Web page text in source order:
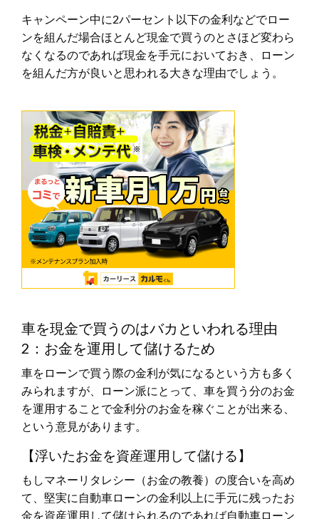
キャンペーン中に2パーセント以下の金利などでロー
ンを組んだ場合ほとんど現金で買うのとさほど変わら
なくなるのであれば現金を手元においておき、ローン
を組んだ方が良いと思われる大きな理由でしょう。
車を現金で買うのはバカといわれる理由
2：お金を運用して儲けるため
車をローンで買う際の金利が気になるという方も多く
みられますが、ローン派にとって、車を買う分のお金
を運用することで金利分のお金を稼ぐことが出来る、
という意見があります。
【浮いたお金を資産運用して儲ける】
もしマネーリタレシー（お金の教養）の度合いを高め
て、堅実に自動車ローンの金利以上に手元に残ったお
金を資産運用して儲けられるのであれば自動車ローン